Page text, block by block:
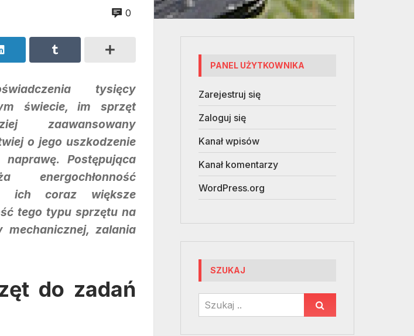
0
tysięcy
świecie, im sprzęt
zaawansowany
o jego uszkodzenie
Postępująca
energochłonność
ich coraz większe
tego typu sprzętu na
mechanicznej, zalania
do zadań
PANEL UŻYTKOWNIKA
Zarejestruj się
Zaloguj się
Kanał wpisów
Kanał komentarzy
WordPress.org
SZUKAJ